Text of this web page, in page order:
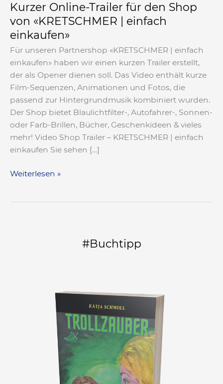
Kurzer Online-Trailer für den Shop
von «KRETSCHMER | einfach
einkaufen»
Für unseren Partnershop «KRETSCHMER | einfach
einkaufen» haben wir einen kurzen Trailer erstellt,
der als Opener dienen soll. Das Video enthält kurze
Film-Sequenzen, Animationen und Fotos, die
passend zur Hintergrundmusik kombiniert wurden.
Der Shop bietet Blaulichtfilter-, Autofahrer-, Sonnen-
oder Farb-Brillen, Bücher, Geschenkideen & vieles
mehr! Video​ Shop Trailer – KRETSCHMER | einfach
einkaufen Sie sehen […]
einkaufen»
Weiterlesen »
#Buchtipp